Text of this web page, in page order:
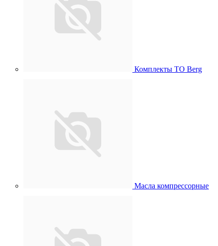
Комплекты ТО Berg
Масла компрессорные